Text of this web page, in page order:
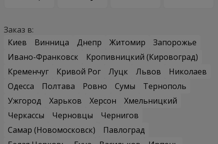
Заказ в:
Киев
Винница Днепр Житомир
Запорожье
Ивано-Франковск
Кропивницкий (Кировоград)
Кременчуг
Кривой Рог Луцк Львов
Николаев
Одесса
Полтава Ровно Сумы
Тернополь
Ужгород
Харьков Херсон
Хмельницкий
Черкассы
Черновцы
Чернигов
Самар (Новомосковск)
Павлоград